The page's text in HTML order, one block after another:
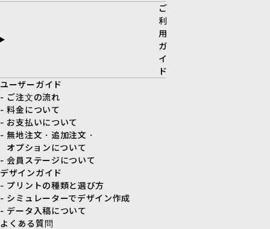
ご
利
用
ガ
イ
ド
ユーザーガイド
- ご注文の流れ
- 料金について
- お支払いについて
- 無地注文・追加注文・
オプションについて
- 会員ステージについて
デザインガイド
- プリントの種類と選び方
- シミュレーターでデザイン作成
- データ入稿について
よくある質問